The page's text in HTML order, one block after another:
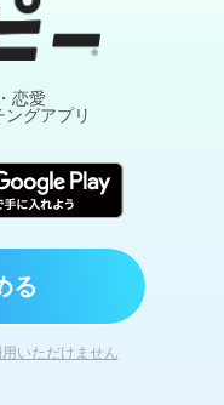
恋愛
グアプリ
る
いただけません